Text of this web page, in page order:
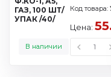
В наличии
Код товара:
Цена: